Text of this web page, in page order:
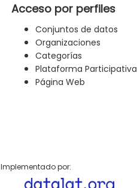
Acceso por perfiles
Conjuntos de datos
Organizaciones
Categorías
Plataforma Participativa
Página Web
Implementado por: